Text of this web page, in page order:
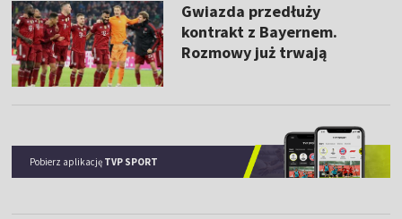
Gwiazda przedłuży
kontrakt z Bayernem.
Rozmowy już trwają
Pobierz aplikację TVP SPORT